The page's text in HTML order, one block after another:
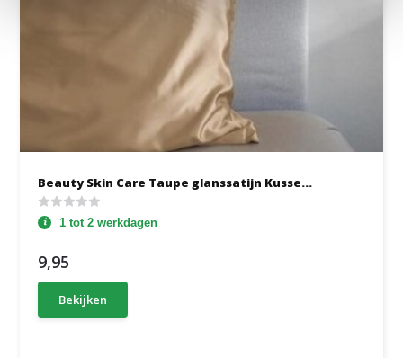
Beauty Skin Care Taupe glanssatijn Kusse...
1 tot 2 werkdagen
9,95
Bekijken